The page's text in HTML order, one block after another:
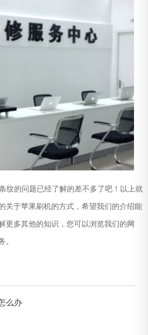
纹的问题已经了解的差不多了吧！以上就
关于苹果刷机的方式，希望我们的介绍能
更多其他的知识，您可以浏览我们的网
。
么办